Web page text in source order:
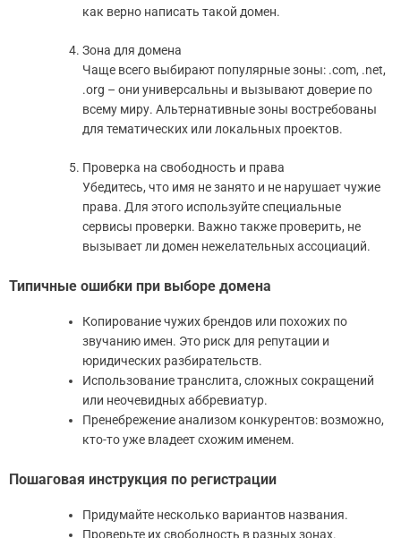
как верно написать такой домен.
Зона для домена
Чаще всего выбирают популярные зоны: .com, .net,
.org – они универсальны и вызывают доверие по
всему миру. Альтернативные зоны востребованы
для тематических или локальных проектов.
Проверка на свободность и права
Убедитесь, что имя не занято и не нарушает чужие
права. Для этого используйте специальные
сервисы проверки. Важно также проверить, не
вызывает ли домен нежелательных ассоциаций.
Типичные ошибки при выборе домена
Копирование чужих брендов или похожих по
звучанию имен. Это риск для репутации и
юридических разбирательств.
Использование транслита, сложных сокращений
или неочевидных аббревиатур.
Пренебрежение анализом конкурентов: возможно,
кто-то уже владеет схожим именем.
Пошаговая инструкция по регистрации
Придумайте несколько вариантов названия.
Проверьте их свободность в разных зонах.